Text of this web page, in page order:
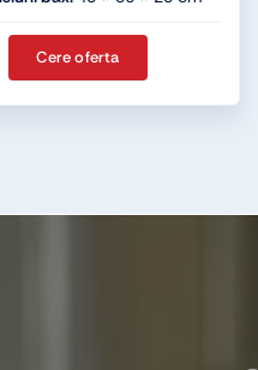
Cere oferta